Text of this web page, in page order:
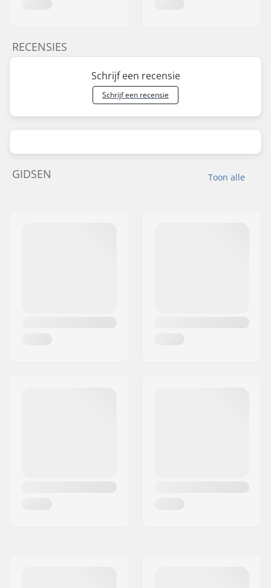
RECENSIES
Schrijf een recensie
Schrijf een recensie
Toon alle
GIDSEN